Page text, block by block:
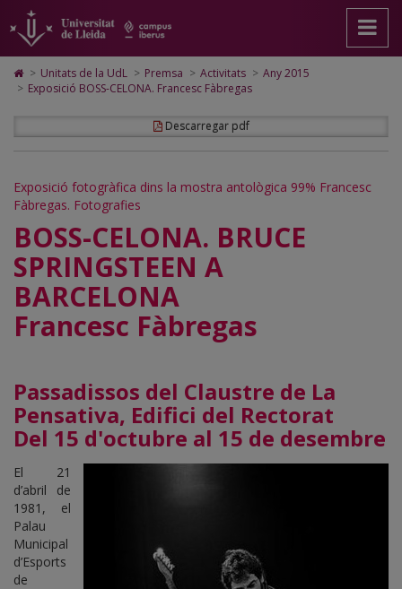
Premsa
pàgina
principal.
Universitat
Lleida
contingut
principal
Mapa
Web.
Universitat
Cerca
Accessibilitat.
Universitat
Lleida
Icono
de
ir
a
de
inicio
> Unitats de la UdL > Premsa > Activitats > Any 2015
> Exposició BOSS-CELONA. Francesc Fàbregas
Descarregar pdf
Exposició fotogràfica dins la mostra antològica 99% Francesc
Fàbregas. Fotografies
BOSS-CELONA. BRUCE
SPRINGSTEEN A
BARCELONA
Francesc Fàbregas
Passadissos del Claustre de La
Pensativa, Edifici del Rectorat
Del 15 d'octubre al 15 de desembre
El 21
d’abril de
1981, el
Palau
Municipal
d’Esports
de